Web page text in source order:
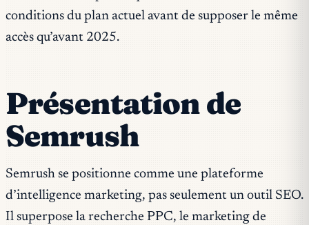
conditions du plan actuel avant de supposer le même
accès qu’avant 2025.
Présentation de
Semrush
Semrush se positionne comme une plateforme
d’intelligence marketing, pas seulement un outil SEO.
Il superpose la recherche PPC, le marketing de